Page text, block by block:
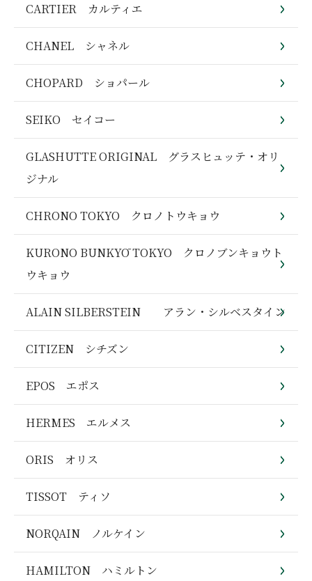
CARTIER カルティエ
CHANEL シャネル
CHOPARD ショパール
SEIKO セイコー
GLASHUTTE ORIGINAL グラスヒュッテ・オリ
ジナル
CHRONO TOKYO クロノトウキョウ
KURONO BUNKYŌ TOKYO クロノブンキョウト
ウキョウ
ALAIN SILBERSTEIN アラン・シルベスタイン
CITIZEN シチズン
EPOS エポス
HERMES エルメス
ORIS オリス
TISSOT ティソ
NORQAIN ノルケイン
HAMILTON ハミルトン